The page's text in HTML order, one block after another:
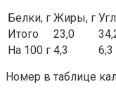
Белки, г Жиры, г
Итого
23,0
На 100 г 4,3 6,3
Номер в таблице